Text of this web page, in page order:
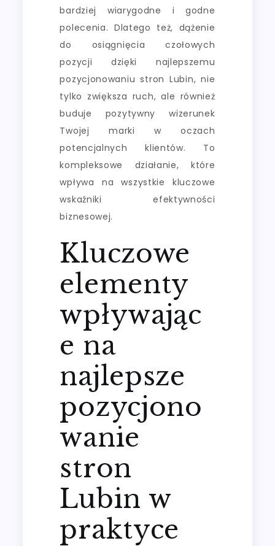
bardziej wiarygodne i godne
polecenia. Dlatego też, dążenie
do osiągnięcia czołowych
pozycji dzięki najlepszemu
pozycjonowaniu stron Lubin, nie
tylko zwiększa ruch, ale również
buduje pozytywny wizerunek
Twojej marki w oczach
potencjalnych klientów. To
kompleksowe działanie, które
wpływa na wszystkie kluczowe
wskaźniki efektywności
biznesowej.
Kluczowe
elementy
wpływając
e na
najlepsze
pozycjono
wanie
stron
Lubin w
praktyce